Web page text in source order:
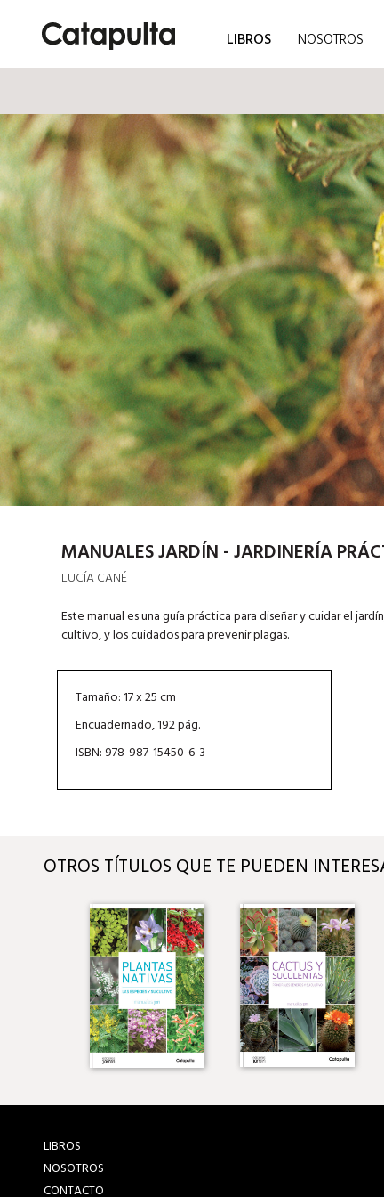
LIBROS NOSOTROS
MANUALES JARDÍN - JARDINERÍA
LUCÍA CANÉ
Este manual es una guía práctica para diseñar y cuidar el
cultivo, y los cuidados para prevenir plagas.
Tamaño: 17 x 25 cm
Encuadernado, 192 pág.
ISBN: 978-987-15450-6-3
OTROS TÍTULOS QUE TE PUEDEN
LIBROS
NOSOTROS
CONTACTO